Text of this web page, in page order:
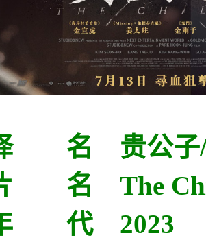
名 贵公子/
名 The
代 2023